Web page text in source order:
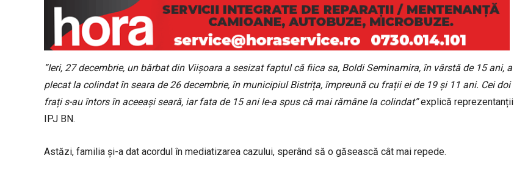
”Ieri, 27 decembrie, un bărbat din Viișoara a sesizat faptul că fiica sa, Boldi Seminamira, în vârstă de 15 ani, a
plecat la colindat în seara de 26 decembrie, în municipiul Bistrița, împreună cu frații ei de 19 și 11 ani. Cei doi
frați s-au întors în aceeași seară, iar fata de 15 ani le-a spus că mai rămâne la colindat”explică reprezentanții
IPJ BN.
Astăzi, familia și-a dat acordul în mediatizarea cazului, sperând să o găsească cât mai repede.